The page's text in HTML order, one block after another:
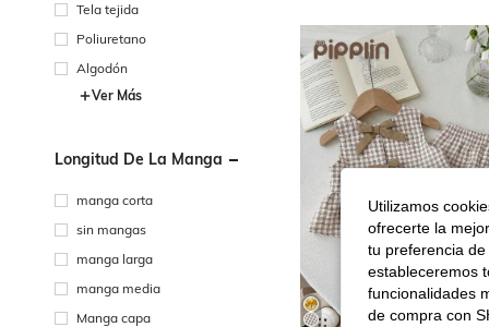
Tela tejida
Poliuretano
Algodón
Ver Más
Longitud De La Manga
manga corta
sin mangas
manga larga
manga media
Manga capa
Utilizamos
ofrecerte la
tu preferencia
estableceremos
funcionalidades
de compra con